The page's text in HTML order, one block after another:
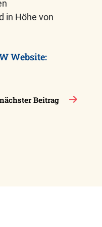
in Höhe von
Website:
nächster Beitrag